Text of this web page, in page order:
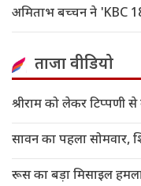
अमिताभ बच्चन ने 'KBC
ताजा वीडियो
श्रीराम को लेकर टिप्पणी
सावन का पहला सोमवार,
रूस का बड़ा मिसाइल